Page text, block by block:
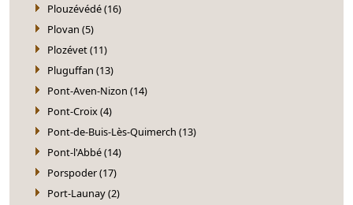
Plouzévédé (16)
Plovan (5)
Plozévet (11)
Pluguffan (13)
Pont-Aven-Nizon (14)
Pont-Croix (4)
Pont-de-Buis-Lès-Quimerch (13)
Pont-l'Abbé (14)
Porspoder (17)
Port-Launay (2)